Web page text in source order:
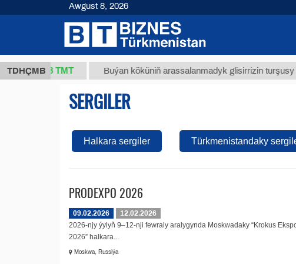
TDHÇMB
37,8 ТМТ Buýan köküniň arassalanmadyk glisirrizin turşusy (t.)
SERGILER
Halkara sergiler Türkmenistandaky
PRODEXPO 2026
09.02.2026
12.02.2026
2026-njy ýylyň 9–12-nji fewraly aralygynda Moskwadaky “Krokus
2026” halkara...
Moskwa, Russiýa
Awgust 8, 2026